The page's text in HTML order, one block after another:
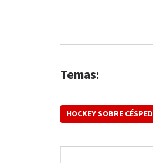
Temas:
HOCKEY SOBRE CÉSPED